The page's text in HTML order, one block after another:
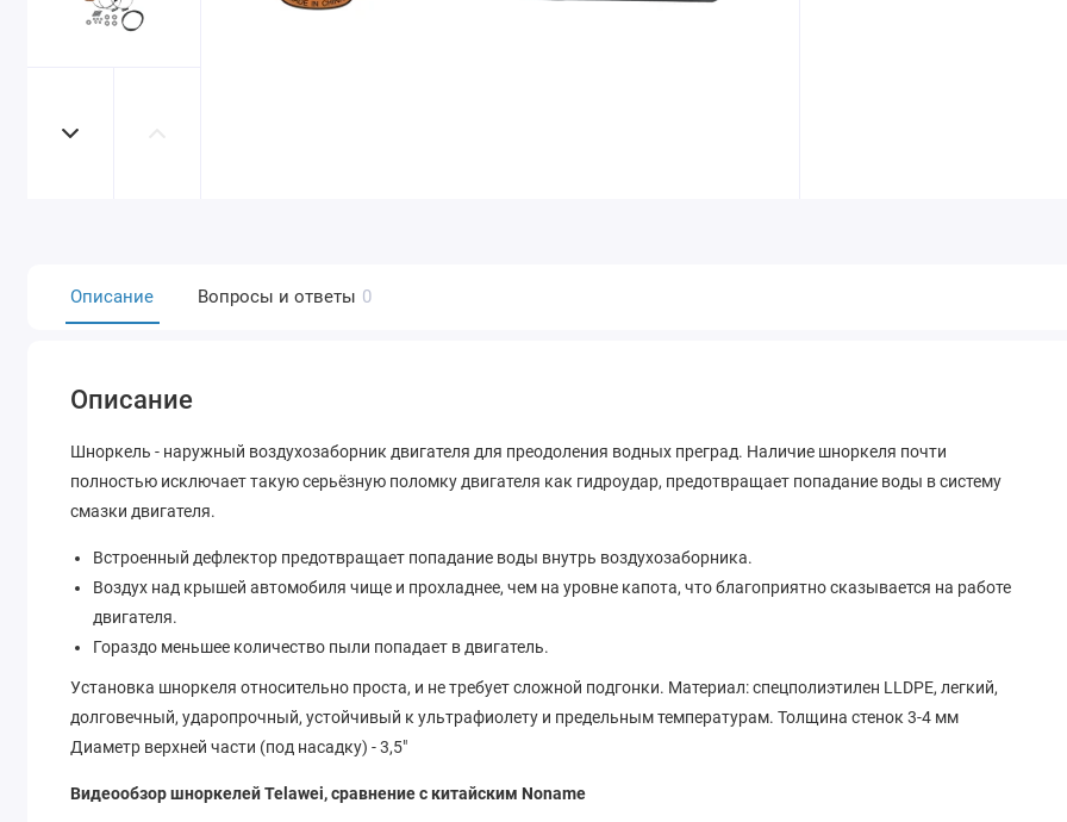
Описание Вопросы и ответы 0
Описание
Шноркель - наружный воздухозаборник двигателя для преодоления водных преград. Наличие шноркеля почти
полностью исключает такую серьёзную поломку двигателя как гидроудар, предотвращает попадание воды в систему
смазки двигателя.
Встроенный дефлектор предотвращает попадание воды внутрь воздухозаборника.
Воздух над крышей автомобиля чище и прохладнее, чем на уровне капота, что благоприятно сказывается на работе
двигателя.
Гораздо меньшее количество пыли попадает в двигатель.
Установка шноркеля относительно проста, и не требует сложной подгонки. Материал: спецполиэтилен LLDPE, легкий,
долговечный, ударопрочный, устойчивый к ультрафиолету и предельным температурам. Толщина стенок 3-4 мм
Диаметр верхней части (под насадку) - 3,5"
Видеообзор шноркелей Telawei, сравнение с китайским Noname